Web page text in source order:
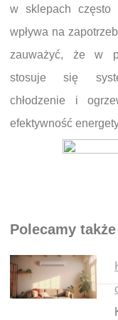
w sklepach często
wpływa na
zauważyć, że w
stosuje się
chłodzenie i
efektywność
Polecamy także
Nawigacja